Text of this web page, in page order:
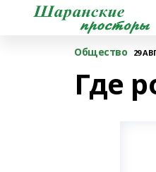
Общество 29
Где